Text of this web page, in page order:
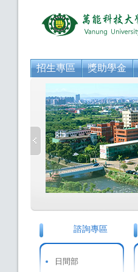
招生專區 獎助學金
諮詢專區
日間部